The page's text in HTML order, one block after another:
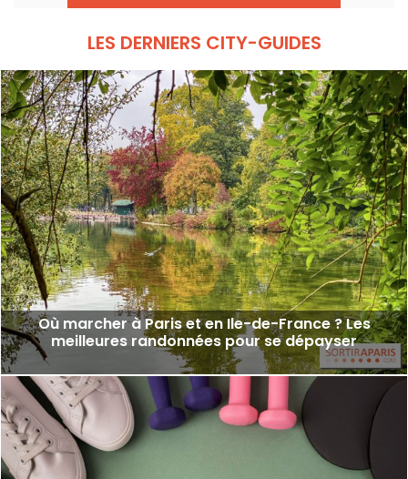
LES DERNIERS CITY-GUIDES
Où marcher à Paris et en Ile-de-France ? Les
meilleures randonnées pour se dépayser